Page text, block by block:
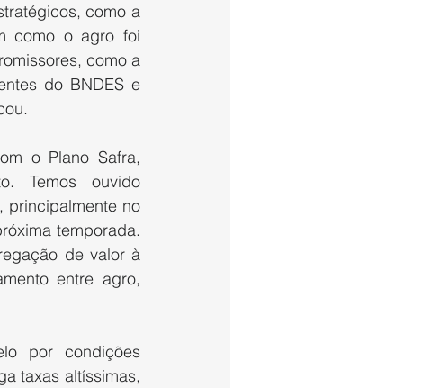
como a
como o agro foi
como a
do BNDES e
o Plano Safra,
Temos ouvido
principalmente no
temporada.
de valor à
entre agro,
por condições
taxas altíssimas,